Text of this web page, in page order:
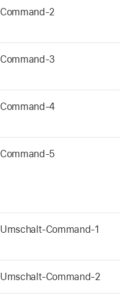
Command-2
Command-3
Command-4
Command-5
Umschalt-Command-1
Umschalt-Command-2